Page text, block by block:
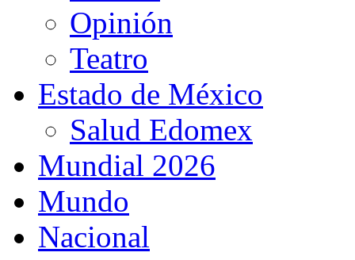
Opinión
Teatro
Estado de México
Salud Edomex
Mundial 2026
Mundo
Nacional